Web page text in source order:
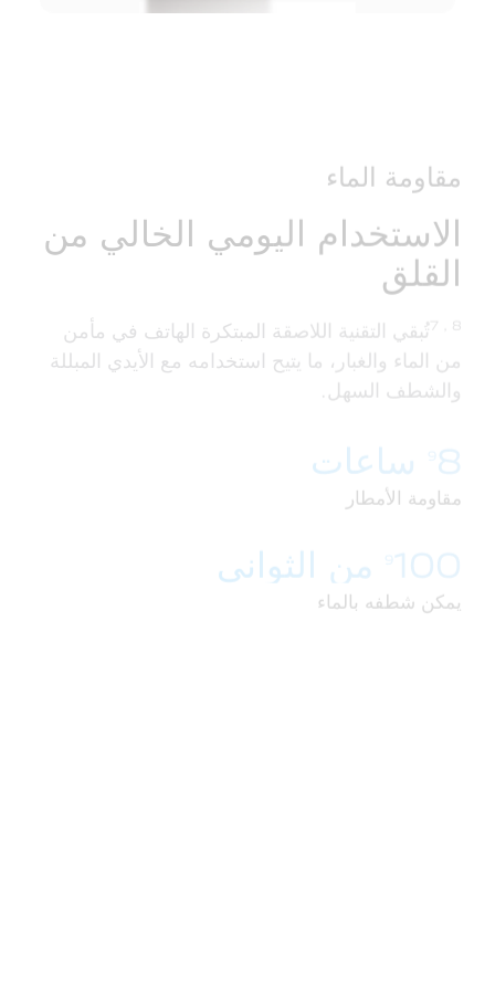
مقاومة الماء
الاستخدام اليومي الخالي من
القلق
7，8 تُبقي التقنية اللاصقة المبتكرة الهاتف في مأمن
من الماء والغبار، ما يتيح استخدامه مع الأيدي المبللة
والشطف السهل.
8 ساعات
مقاومة الأمطار
100 من الثواني
يمكن شطفه بالماء